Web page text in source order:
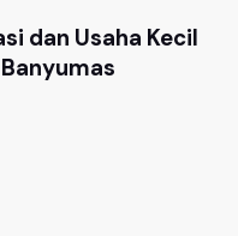
dan Usaha Kecil